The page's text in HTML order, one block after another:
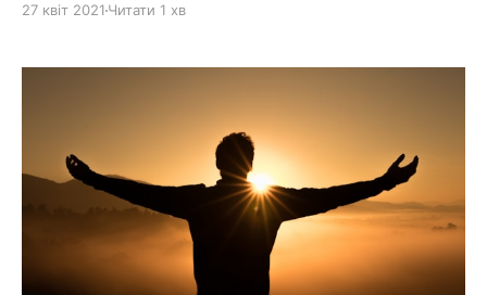
27 квіт 2021 Читати 1 хв